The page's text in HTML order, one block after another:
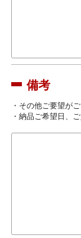
備考
・その他ご要望が
・納品ご希望日、